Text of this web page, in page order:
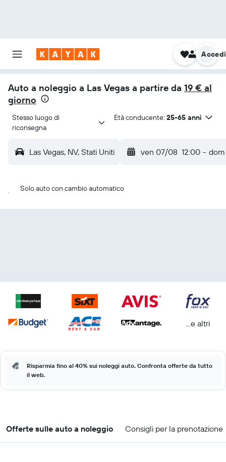
Accedi
Auto a noleggio a Las Vegas a partire da 19 € al
giorno
Stesso luogo di
riconsegna
Età conducente: 25-65 anni
Las Vegas, NV, Stati Uniti ven 07/08 12:00 -
Solo auto con cambio automatico
...e altri
Risparmia fino al 40% sui noleggi auto. Confronta offerte da tutto
il web.
Offerte sulle auto a noleggio Consigli per la prenotazione